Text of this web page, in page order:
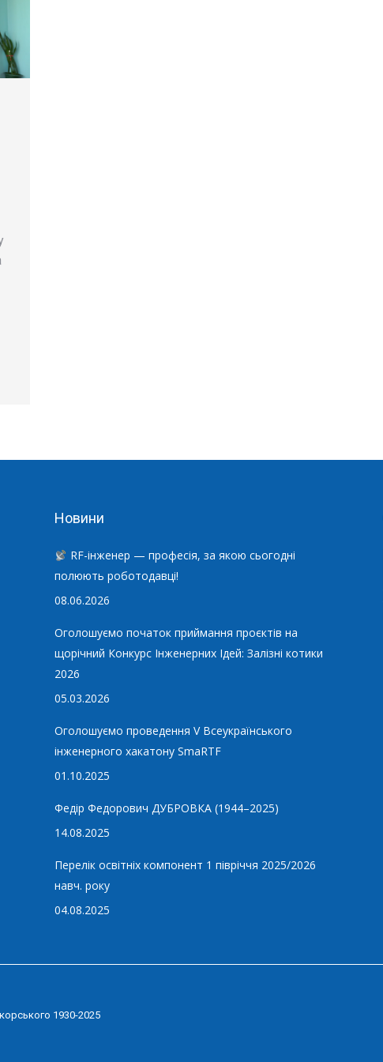
Новини
RF-інженер — професія, за якою сьогодні
полюють роботодавці!
08.06.2026
Оголошуємо початок приймання проєктів на
щорічний Конкурс Інженерних Ідей: Залізні котики
2026
05.03.2026
Оголошуємо проведення V Всеукраїнського
інженерного хакатону SmaRTF
01.10.2025
Федір Федорович ДУБРОВКА (1944–2025)
14.08.2025
Перелік освітніх компонент 1 півріччя 2025/2026
навч. року
04.08.2025
1930-2025